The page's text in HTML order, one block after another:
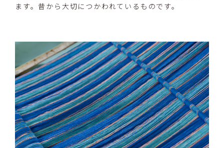
ます。昔から大切につかわれているものです。